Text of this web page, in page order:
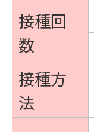
接種回
数
接種方
法